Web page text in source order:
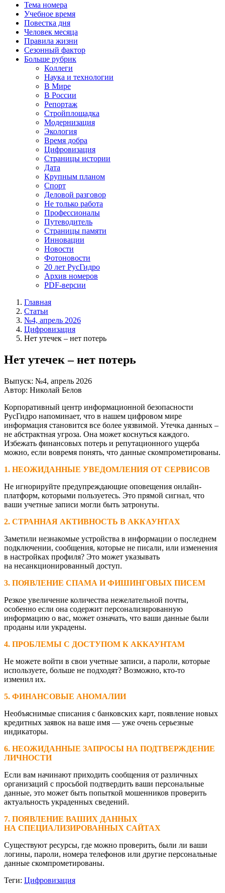
Тема номера
Учебное время
Повестка дня
Человек месяца
Правила жизни
Сезонный фактор
Больше рубрик
Коллеги
Наука и технологии
В Мире
В России
Репортаж
Стройплощадка
Модернизация
Экология
Время добра
Цифровизация
Страницы истории
Дата
Крупным планом
Спорт
Деловой разговор
Не только работа
Профессионалы
Путеводитель
Страницы памяти
Инновации
Новости
Фотоновости
20 лет РусГидро
Архив номеров
PDF-версии
Главная
Статьи
№4, апрель 2026
Цифровизация
Нет утечек – нет потерь
Нет утечек – нет потерь
Выпуск: №4, апрель 2026
Автор: Николай Белов
Корпоративный центр информационной безопасности
РусГидро напоминает, что в нашем цифровом мире
информация становится все более уязвимой. Утечка данных –
не абстрактная угроза. Она может коснуться каждого.
Избежать финансовых потерь и репутационного ущерба
можно, если вовремя понять, что данные скомпрометированы.
1. НЕОЖИДАННЫЕ УВЕДОМЛЕНИЯ ОТ СЕРВИСОВ
Не игнорируйте предупреждающие оповещения онлайн-
платформ, которыми пользуетесь. Это прямой сигнал, что
ваши учетные записи могли быть затронуты.
2. СТРАННАЯ АКТИВНОСТЬ В АККАУНТАХ
Заметили незнакомые устройства в информации о последнем
подключении, сообщения, которые не писали, или изменения
в настройках профиля? Это может указывать
на несанкционированный доступ.
3. ПОЯВЛЕНИЕ СПАМА И ФИШИНГОВЫХ ПИСЕМ
Резкое увеличение количества нежелательной почты,
особенно если она содержит персонализированную
информацию о вас, может означать, что ваши данные были
проданы или украдены.
4. ПРОБЛЕМЫ С ДОСТУПОМ К АККАУНТАМ
Не можете войти в свои учетные записи, а пароли, которые
используете, больше не подходят? Возможно, кто‑то
изменил их.
5. ФИНАНСОВЫЕ АНОМАЛИИ
Необъяснимые списания с банковских карт, появление новых
кредитных заявок на ваше имя — уже очень серьезные
индикаторы.
6. НЕОЖИДАННЫЕ ЗАПРОСЫ НА ПОДТВЕРЖДЕНИЕ
ЛИЧНОСТИ
Если вам начинают приходить сообщения от различных
организаций с просьбой подтвердить ваши персональные
данные, это может быть попыткой мошенников проверить
актуальность украденных сведений.
7. ПОЯВЛЕНИЕ ВАШИХ ДАННЫХ
НА СПЕЦИАЛИЗИРОВАННЫХ САЙТАХ
Существуют ресурсы, где можно проверить, были ли ваши
логины, пароли, номера телефонов или другие персональные
данные скомпрометированы.
Теги: Цифровизация